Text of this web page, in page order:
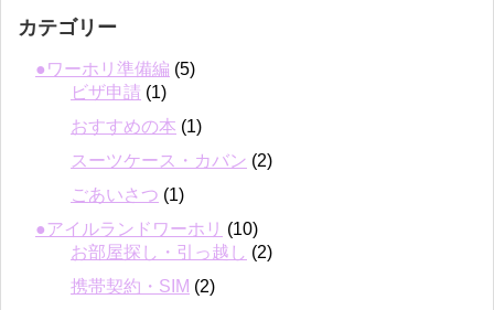
カテゴリー
●ワーホリ準備編 (5)
ビザ申請 (1)
おすすめの本 (1)
スーツケース・カバン (2)
ごあいさつ (1)
●アイルランドワーホリ (10)
お部屋探し・引っ越し (2)
携帯契約・SIM (2)